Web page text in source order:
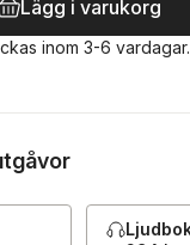
Lägg i varukorg
inom 3-6 vardagar.